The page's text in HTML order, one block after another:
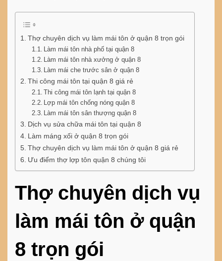
Thợ chuyên dịch vụ làm mái tôn ở quận 8 trọn gói
Làm mái tôn nhà phố tại quận 8
Làm mái tôn nhà xưởng ở quận 8
Làm mái che trước sân ở quận 8
Thi công mái tôn tại quận 8 giá rẻ
Thi công mái tôn lạnh tại quận 8
Lợp mái tôn chống nóng quận 8
Làm mái tôn sân thượng quận 8
Dịch vụ sửa chữa mái tôn tại quận 8
Làm máng xối ở quận 8 trọn gói
Thợ chuyên dịch vụ làm mái tôn ở quận 8 giá rẻ
Ưu điểm thợ lợp tôn quận 8 chúng tôi
Thợ chuyên dịch vụ
làm mái tôn ở quận
8 trọn gói